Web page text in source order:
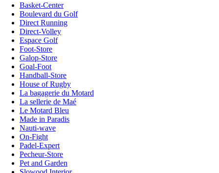
Basket-Center
Boulevard du Golf
Direct Running
Direct-Volley
Espace Golf
Foot-Store
Galop-Store
Goal-Foot
Handball-Store
House of Rugby
La bagagerie du Motard
La sellerie de Maé
Le Motard Bleu
Made in Paradis
Nauti-wave
On-Fight
Padel-Expert
Pecheur-Store
Pet and Garden